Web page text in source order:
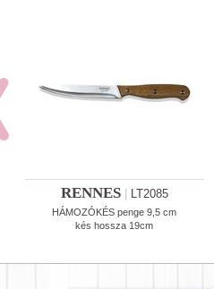
RENNES LT2085
HÁMOZÓKÉS penge 9,5 cm
kés hossza 19cm